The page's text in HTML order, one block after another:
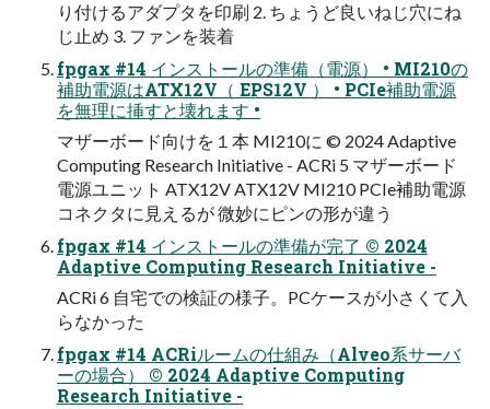
り付けるアダプタを印刷 2. ちょうど良いねじ穴にね
じ止め 3. ファンを装着
fpgax #14 インストールの準備（電源） • MI210の
補助電源はATX12V（ EPS12V ） • PCIe補助電源
を無理に挿すと壊れます •
マザーボード向けを１本 MI210に ©︎ 2024 Adaptive
Computing Research Initiative - ACRi 5 マザーボード
電源ユニット ATX12V ATX12V MI210 PCIe補助電源
コネクタに見えるが 微妙にピンの形が違う
fpgax #14 インストールの準備が完了 ©︎ 2024
Adaptive Computing Research Initiative -
ACRi 6 自宅での検証の様子。PCケースが小さくて入
らなかった
fpgax #14 ACRiルームの仕組み（Alveo系サーバ
ーの場合） ©︎ 2024 Adaptive Computing
Research Initiative -